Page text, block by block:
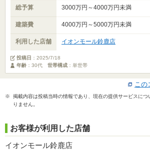
総予算 3000万円～4000万円未満
建築費 4000万円～5000万円未満
利用した店舗 イオンモール鈴鹿店
投稿日 ： 2025/7/18
年齢 ：30代 世帯構成 ：単世帯
この
※ 掲載内容は投稿当時の情報であり、現在の提供サービスにつ
りません。
お客様が利用した店舗
イオンモール鈴鹿店